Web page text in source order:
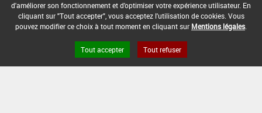
Dose maximale
par apport
3 L/ha
Nombre maximal
d'améliorer son fonctionnement et d'optimiser votre expérience utilisateur. En
cliquant sur "Tout accepter", vous acceptez l'utilisation de cookies. Vous
pouvez modifier ce choix à tout moment en cliquant sur Mentions légales
Tout accepter Tout refuser